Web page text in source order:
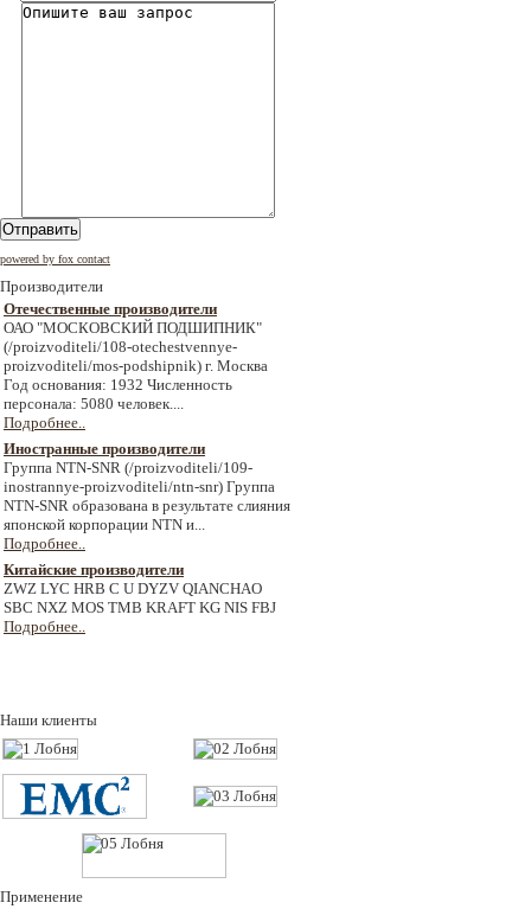
Отправить
powered by fox contact
Производители
Отечественные производители
ОАО "МОСКОВСКИЙ ПОДШИПНИК"
(/proizvoditeli/108-otechestvennye-
proizvoditeli/mos-podshipnik) г. Москва
Год основания: 1932 Численность
персонала: 5080 человек....
Подробнее..
Иностранные производители
Группа NTN-SNR (/proizvoditeli/109-
inostrannye-proizvoditeli/ntn-snr) Группа
NTN-SNR образована в результате слияния
японской корпорации NTN и...
Подробнее..
Китайские производители
ZWZ LYC HRB C U DYZV QIANCHAO
SBC NXZ MOS TMB KRAFT KG NIS FBJ
Подробнее..
Наши клиенты
Применение